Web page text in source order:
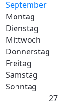
September
Montag
Dienstag
Mittwoch
Donnerstag
Freitag
Samstag
Sonntag
27